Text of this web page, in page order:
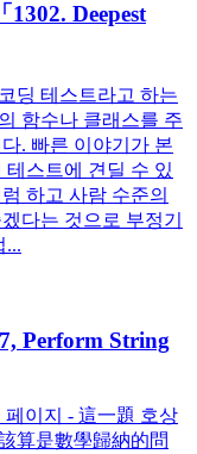
Deepest
딩 테스트라고 하는
함수나 클래스를 주
. 빠른 이야기가 본
스트에 견딜 수 있
하고 사람 수준의
다는 것으로 부정기
...
Perform String
페이지 - 這一題 호상
算是數學歸納的問